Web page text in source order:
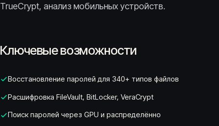
TrueCrypt, анализ мобильных устройств.
Ключевые возможности
Восстановление паролей для 340+ типов файлов
Расшифровка FileVault, BitLocker, VeraCrypt
Поиск паролей через GPU и распределённо